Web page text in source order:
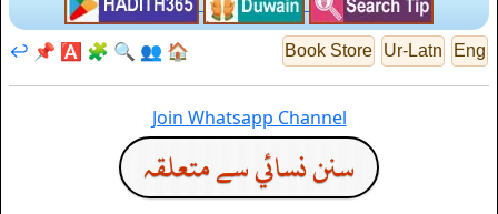
Eng
Ur-Latn
Book Store
🏠
👥
🔍
🧩
🅰️
📌
↩️
Join Whatsapp Channel
سنن نسائي سے متعلقہ